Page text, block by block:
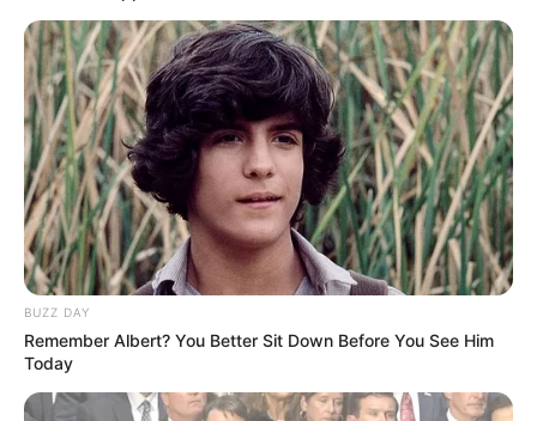
BUZZ DAY
Remember Albert? You Better Sit Down Before You See Him
Today